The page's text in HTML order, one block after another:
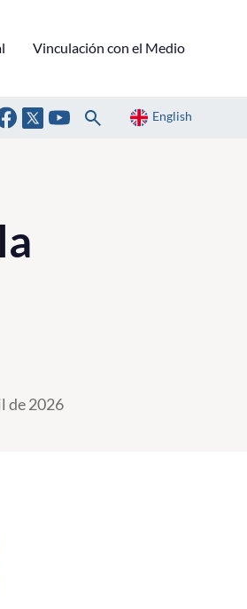
Vinculación con el Medio
English
de 2026